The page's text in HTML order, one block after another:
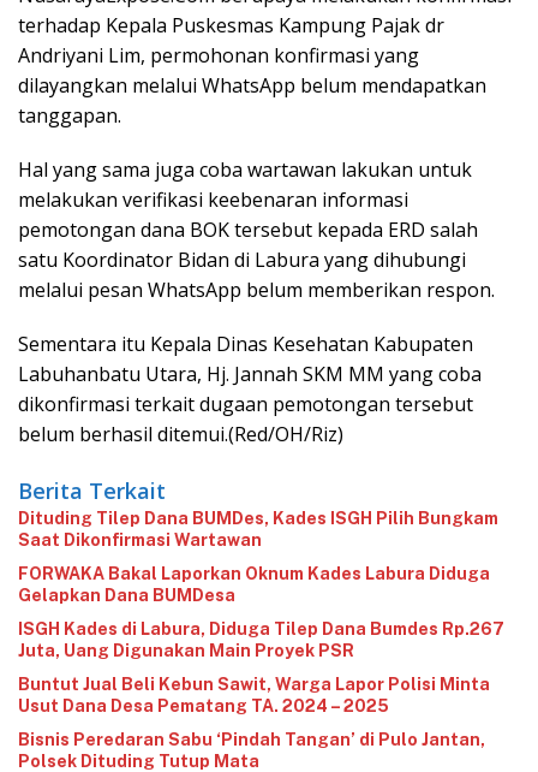
terhadap Kepala Puskesmas Kampung Pajak dr
Andriyani Lim, permohonan konfirmasi yang
dilayangkan melalui WhatsApp belum mendapatkan
tanggapan.
Hal yang sama juga coba wartawan lakukan untuk
melakukan verifikasi keebenaran informasi
pemotongan dana BOK tersebut kepada ERD salah
satu Koordinator Bidan di Labura yang dihubungi
melalui pesan WhatsApp belum memberikan respon.
Sementara itu Kepala Dinas Kesehatan Kabupaten
Labuhanbatu Utara, Hj. Jannah SKM MM yang coba
dikonfirmasi terkait dugaan pemotongan tersebut
belum berhasil ditemui.(Red/OH/Riz)
Berita Terkait
Dituding Tilep Dana BUMDes, Kades ISGH Pilih Bungkam
Saat Dikonfirmasi Wartawan
‎FORWAKA Bakal Laporkan Oknum Kades Labura Diduga
Gelapkan Dana BUMDesa
‎ISGH Kades di Labura, Diduga Tilep Dana Bumdes Rp.267
Juta, Uang Digunakan Main Proyek PSR
‎Buntut Jual Beli Kebun Sawit, Warga Lapor Polisi Minta
Usut Dana Desa Pematang TA. 2024 – 2025
‎Bisnis Peredaran Sabu ‘Pindah Tangan’ di Pulo Jantan,
Polsek Dituding Tutup Mata